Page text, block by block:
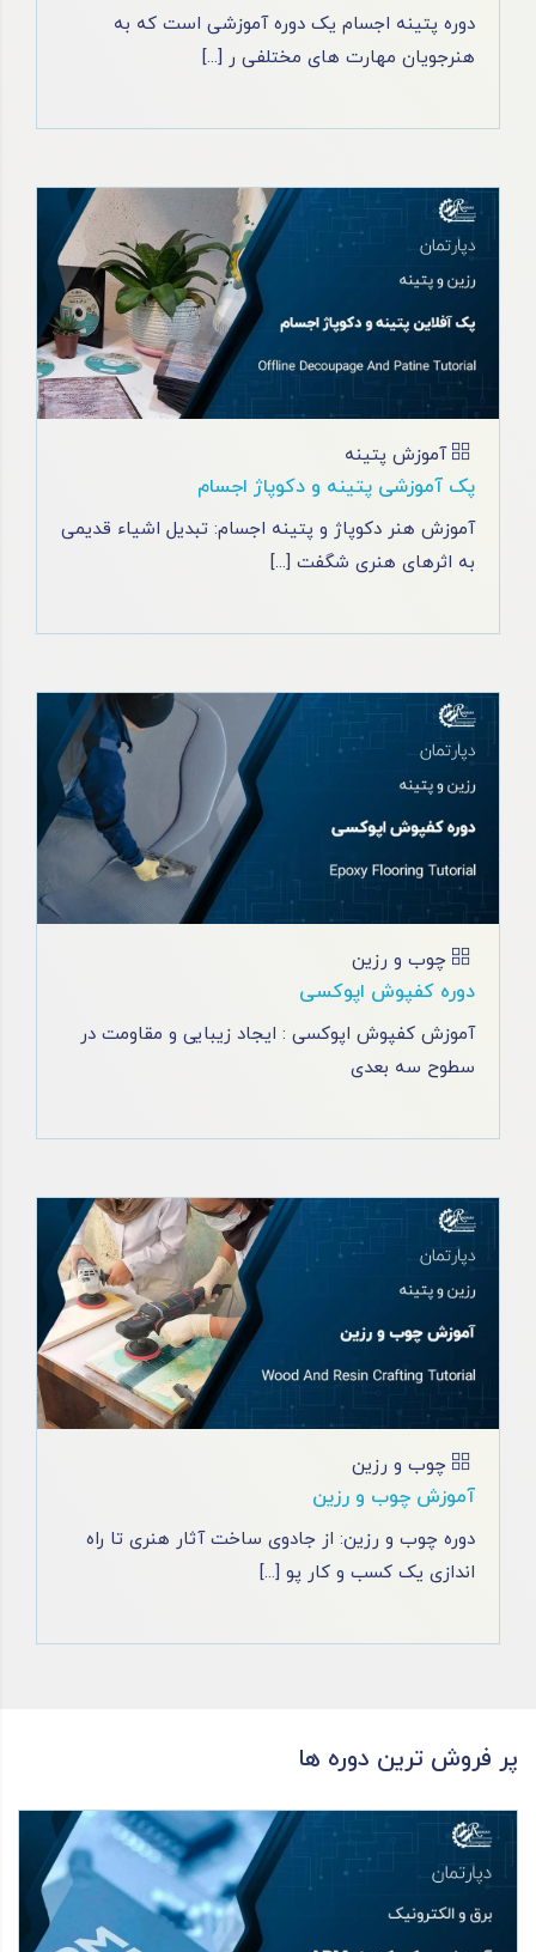
دوره پتینه اجسام یک دوره آموزشی است که به
هنرجویان مهارت ‌های مختلفی ر [...]
آموزش پتینه
پک آموزشی پتینه و دکوپاژ اجسام
آموزش هنر دکوپاژ و پتینه اجسام: تبدیل اشیاء قدیمی
به اثرهای هنری شگفت [...]
چوب و رزین
دوره کفپوش اپوکسی
آموزش کفپوش اپوکسی : ایجاد زیبایی و مقاومت در
سطوح سه بعدی
چوب و رزین
آموزش چوب و رزین
دوره چوب و رزین: از جادوی ساخت آثار هنری تا راه
اندازی یک کسب و کار پو [...]
پر فروش ترین دوره ها